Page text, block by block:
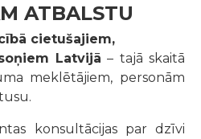
ATBALSTU
cietušajiem,
Latvijā – tajā skaitā
meklētājiem, personām
konsultācijas par dzīvi